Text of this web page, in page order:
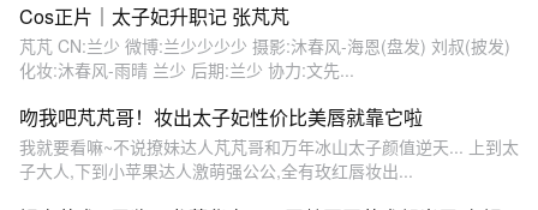
Cos正片｜太子妃升职记 张芃芃
芃芃 CN:兰少 微博:兰少少少少 摄影:沐春风-海恩(盘发) 刘叔(披发)
化妆:沐春风-雨晴 兰少 后期:兰少 协力:文先...
吻我吧芃芃哥！妆出太子妃性价比美唇就靠它啦
我就要看嘛~不说撩妹达人芃芃哥和万年冰山太子颜值逆天... 上到太
子大人,下到小苹果达人激萌强公公,全有玫红唇妆出...